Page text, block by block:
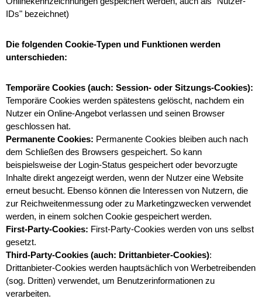
IDs" bezeichnet)
Die folgenden Cookie-Typen und Funktionen werden
unterschieden:
Temporäre Cookies (auch: Session- oder Sitzungs-Cookies):
Temporäre Cookies werden spätestens gelöscht, nachdem ein
Nutzer ein Online-Angebot verlassen und seinen Browser
geschlossen hat.
Permanente Cookies: Permanente Cookies bleiben auch nach
dem Schließen des Browsers gespeichert. So kann
beispielsweise der Login-Status gespeichert oder bevorzugte
Inhalte direkt angezeigt werden, wenn der Nutzer eine Website
erneut besucht. Ebenso können die Interessen von Nutzern, die
zur Reichweitenmessung oder zu Marketingzwecken verwendet
werden, in einem solchen Cookie gespeichert werden.
First-Party-Cookies: First-Party-Cookies werden von uns selbst
gesetzt.
Third-Party-Cookies (auch: Drittanbieter-Cookies):
Drittanbieter-Cookies werden hauptsächlich von Werbetreibenden
(sog. Dritten) verwendet, um Benutzerinformationen zu
verarbeiten.